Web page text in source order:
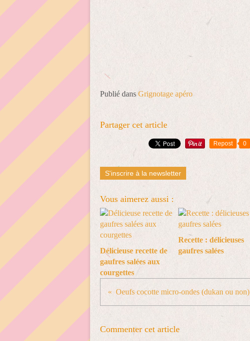
Publié dans Grignotage apéro
Partager cet article
Repost 0
S'inscrire à la newsletter
Vous aimerez aussi :
Délicieuse recette de
gaufres salées aux
courgettes
Recette : délicieuses
gaufres salées
Oeufs cocotte micro-ondes (dukan ou non)
Commenter cet article